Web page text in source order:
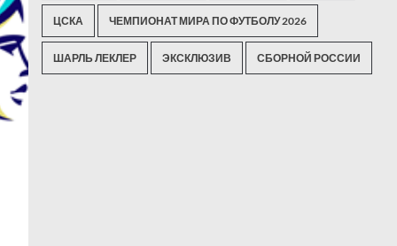
ЦСКА ЧЕМПИОНАТ МИРА ПО ФУТБОЛУ 2026
ШАРЛЬ ЛЕКЛЕР ЭКСКЛЮЗИВ СБОРНОЙ РОССИИ